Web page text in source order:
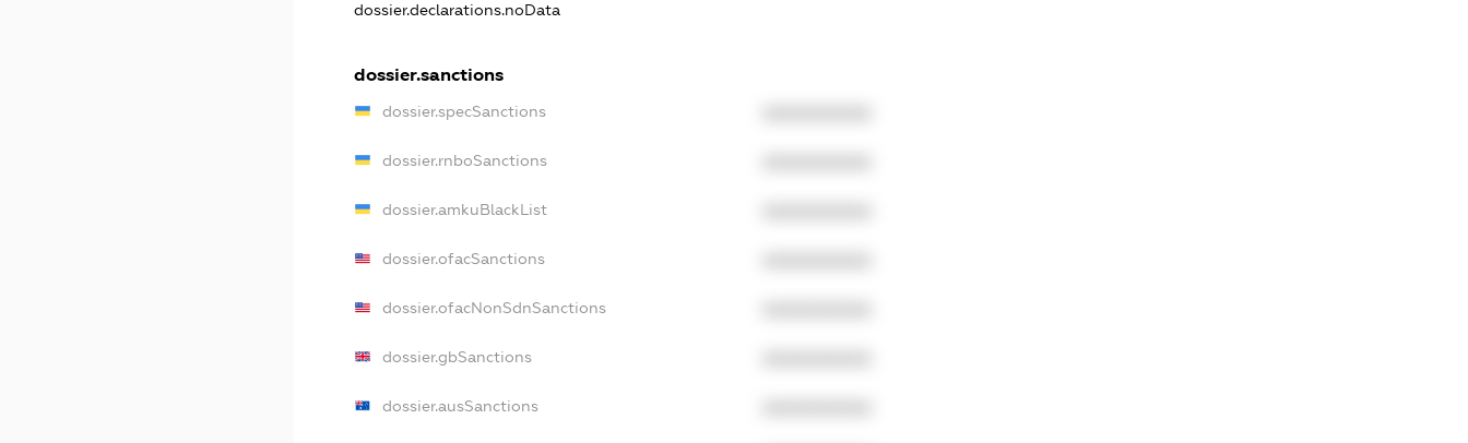
dossier.declarations.noData
dossier.sanctions
dossier.specSanctions
dossier.rnboSanctions
dossier.amkuBlackList
dossier.ofacSanctions
dossier.ofacNonSdnSanctions
dossier.gbSanctions
dossier.ausSanctions